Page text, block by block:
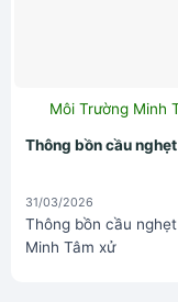
Môi Trường Minh
Thông bồn cầu
31/03/2026
Thông bồn cầu
Minh Tâm xử